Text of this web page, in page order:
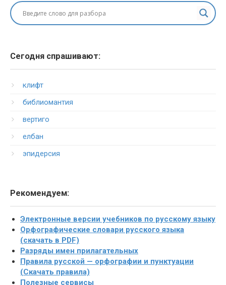
Сегодня спрашивают:
клифт
библиомантия
вертиго
елбан
эпидерсия
Рекомендуем:
Электронные версии учебников по русскому языку
Орфографические словари русского языка
(скачать в PDF)
Разряды имен прилагательных
Правила русской — орфографии и пунктуации
(Скачать правила)
Полезные сервисы